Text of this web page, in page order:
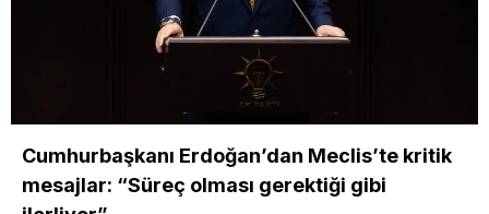
Cumhurbaşkanı Erdoğan’dan Meclis’te kritik
mesajlar: “Süreç olması gerektiği gibi